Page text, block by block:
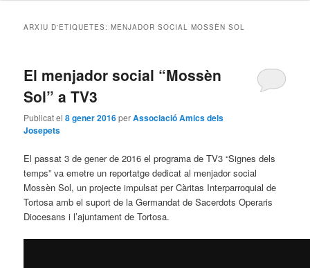
ARXIU D'ETIQUETES:MENJADOR SOCIAL MOSSÈN SOL
El menjador social “Mossèn
Sol” a TV3
Publicat el8 gener 2016perAssociació Amics dels
Josepets
El passat 3 de gener de 2016 el programa de TV3 “Signes dels
temps” va emetre un reportatge dedicat al menjador social
Mossèn Sol, un projecte impulsat per Càritas Interparroquial de
Tortosa amb el suport de la Germandat de Sacerdots Operaris
Diocesans i l’ajuntament de Tortosa.